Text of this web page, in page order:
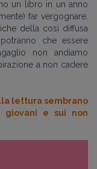
un libro in un anno
far vergognare.
della così diffusa
che essere
non andiamo
a non cadere
lettura sembrano
giovani e sui non